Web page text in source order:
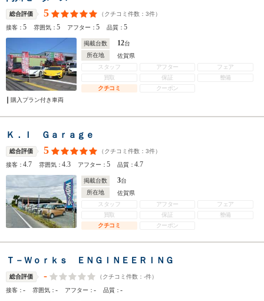
総合評価 5 （クチコミ件数： 3件）
接客：5 雰囲気：5 アフター：5 品質：5
掲載台数 12台
所在地
佐賀県
スタッフ
アフター
フェア
買取
保証
整備
クチコミ
クーポン
購入プラン付き車両
Ｋ．Ｉ Ｇａｒａｇｅ
総合評価 5 （クチコミ件数： 3件）
接客：4.7 雰囲気：4.3 アフター：5 品質：4.7
掲載台数 3台
所在地
佐賀県
スタッフ
アフター
フェア
買取
保証
整備
クチコミ
クーポン
Ｔ－Ｗｏｒｋｓ ＥＮＧＩＮＥＥＲＩＮＧ
総合評価 - （クチコミ件数： -件）
接客：- 雰囲気：- アフター：- 品質：-